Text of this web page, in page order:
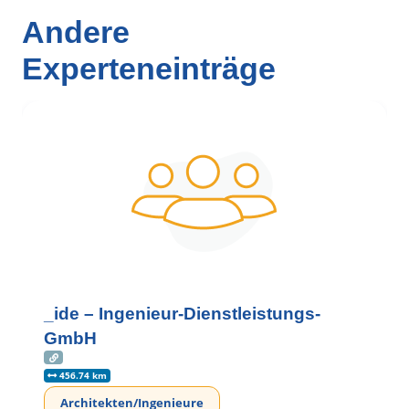
Andere
Experteneinträge
_ide – Ingenieur-Dienstleistungs-
GmbH
456.74 km
Architekten/Ingenieure